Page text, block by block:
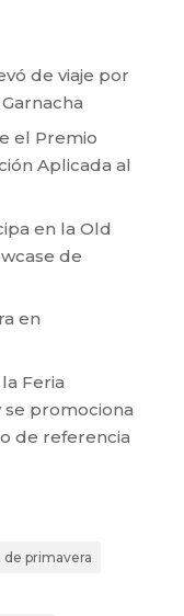
de viaje por
el Premio
Aplicada al
en la Old
de
en
Feria
se promociona
de referencia
de primavera